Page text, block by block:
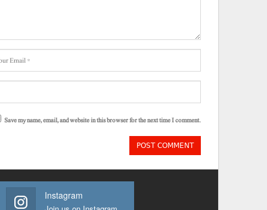
Save my name, email, and website in this browser for the next time I comment.
Instagram